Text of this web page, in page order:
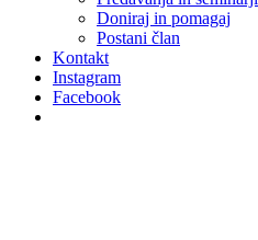
Doniraj in pomagaj
Postani član
Kontakt
Instagram
Facebook